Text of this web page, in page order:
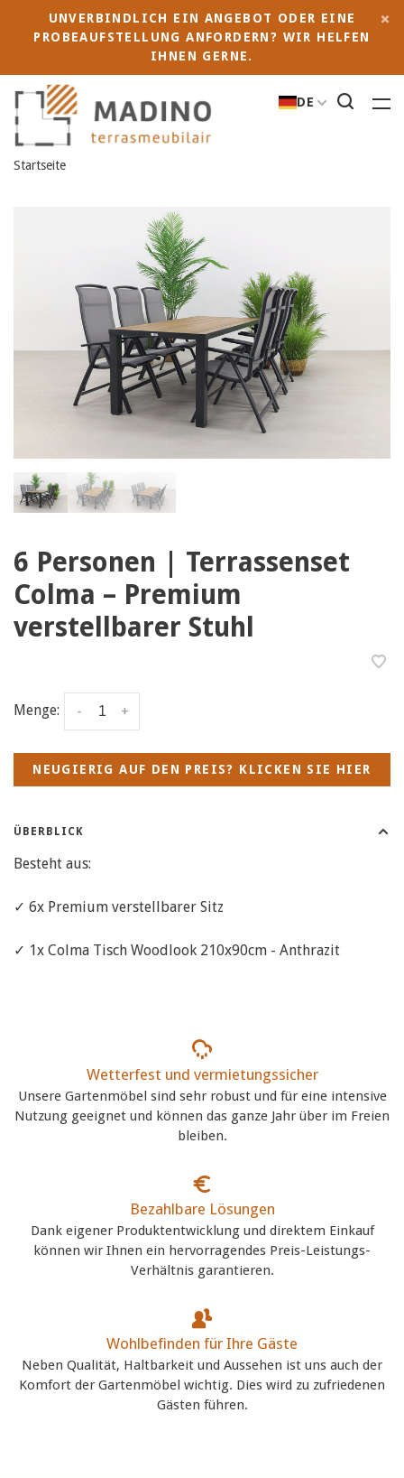
UNVERBINDLICH EIN ANGEBOT ODER EINE
PROBEAUFSTELLUNG ANFORDERN? WIR HELFEN
IHNEN GERNE.
DE
Startseite
6 Personen | Terrassenset
Colma – Premium
verstellbarer Stuhl
Menge: +
-
NEUGIERIG AUF DEN PREIS? KLICKEN SIE HIER
ÜBERBLICK
Besteht aus:
✓ 6x Premium verstellbarer Sitz
✓ 1x Colma Tisch Woodlook 210x90cm - Anthrazit
Wetterfest und vermietungssicher
Unsere Gartenmöbel sind sehr robust und für eine intensive
Nutzung geeignet und können das ganze Jahr über im Freien
bleiben.
Bezahlbare Lösungen
Dank eigener Produktentwicklung und direktem Einkauf
können wir Ihnen ein hervorragendes Preis-Leistungs-
Verhältnis garantieren.
Wohlbefinden für Ihre Gäste
Neben Qualität, Haltbarkeit und Aussehen ist uns auch der
Komfort der Gartenmöbel wichtig. Dies wird zu zufriedenen
Gästen führen.